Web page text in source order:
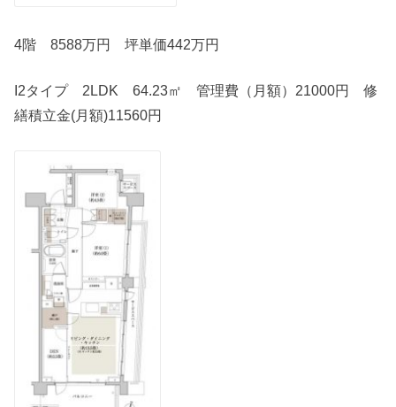
4階 8588万円 坪単価442万円
I2タイプ 2LDK 64.23㎡ 管理費（月額）21000円 修
繕積立金(月額)11560円